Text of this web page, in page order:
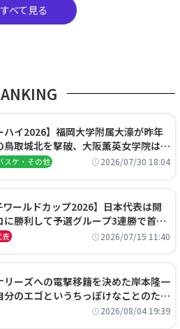
すべて見る
ハイ2026】福岡大学附属大濠が昨年
鳥取城北を撃破、大阪薫英女学院は岐
勝、大会3日目試合結果
スケ・その他 2026/07/30 18:04
ワールドカップ2026】日本代表は開
に勝利して予選グループ3連勝で首位
決勝の相手はエジプトに決定2026/07/15 11:40
リーズへの電撃移籍を決めた岸本隆一
分のエゴというちっぽけなことのため
たわけではない」
2026/08/04 19:39